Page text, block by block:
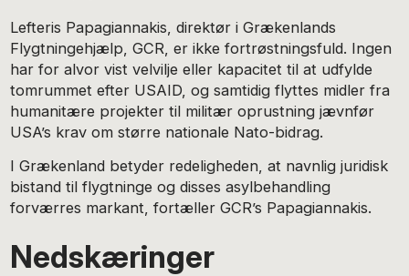
Lefteris Papagiannakis, direktør i Grækenlands
Flygtningehjælp, GCR, er ikke fortrøstningsfuld. Ingen
har for alvor vist velvilje eller kapacitet til at udfylde
tomrummet efter USAID, og samtidig flyttes midler fra
humanitære projekter til militær oprustning jævnfør
USA’s krav om større nationale Nato-bidrag.
I Grækenland betyder redeligheden, at navnlig juridisk
bistand til flygtninge og disses asylbehandling
forværres markant, fortæller GCR’s Papagiannakis.
Nedskæringer